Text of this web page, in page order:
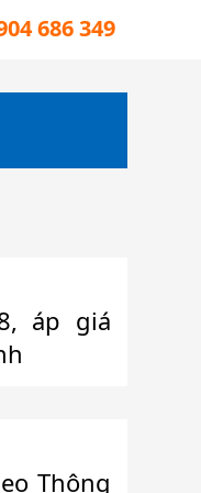
686 349
áp giá
Thông